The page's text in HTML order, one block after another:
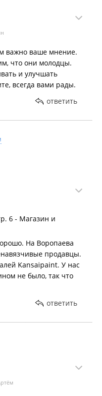
важно ваше мнение.
что они молодцы.
и улучшать
всегда вами рады.
ответить
6 - Магазин и
На Воропаева
продавцы.
Kansaipaint. У нас
не было, так что
ответить